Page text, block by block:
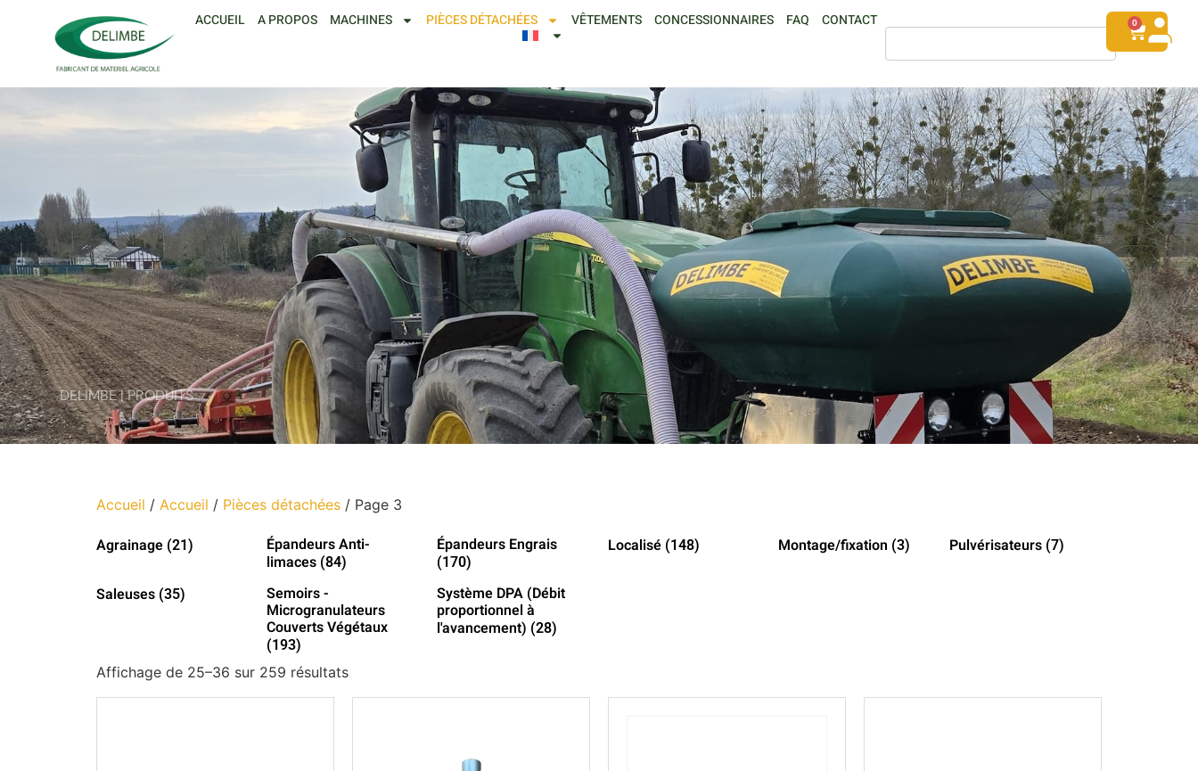
ACCUEIL A PROPOS MACHINES PIÈCES DÉTACHÉES VÊTEMENTS CONCESSIONNAIRES FAQ CONTACT 0
DELIMBE | PRODUITS
Accueil / Accueil / Pièces détachées/ Page 3
Agrainage (21)
Épandeurs Anti-
limaces (84)
Épandeurs Engrais
(170)
Localisé (148) Montage/fixation (3) Pulvérisateurs (7)
Saleuses (35) Semoirs -
Microgranulateurs
Couverts Végétaux
(193)
Système DPA (Débit
proportionnel à
l'avancement) (28)
Affichage de 25–36 sur 259 résultats